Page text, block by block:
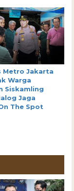
Metro Jakarta
Warga
Siskamling
Jaga
The Spot